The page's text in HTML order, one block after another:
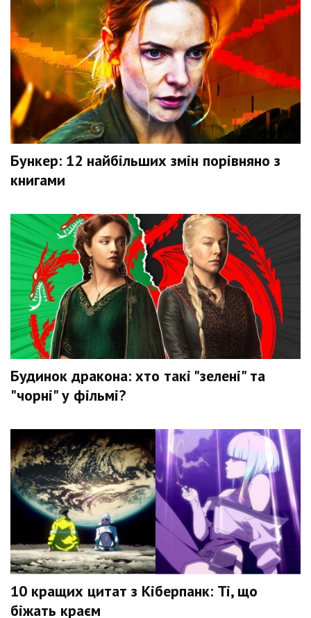
Бункер: 12 найбільших змін порівняно з
книгами
Будинок дракона: хто такі "зелені" та
"чорні" у фільмі?
10 кращих цитат з Кіберпанк: Ті, що
біжать краєм